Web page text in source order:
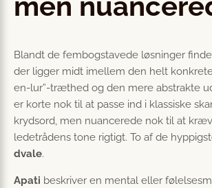
Blandt de fembogstavede løsninger
der ligger midt imellem den helt
en-lur”-træthed og den mere abstrakte
er korte nok til at passe ind i klassiske
krydsord, men nuancerede nok til at
ledetrådens tone rigtigt. To af de
dvale.
Apati beskriver en mental eller